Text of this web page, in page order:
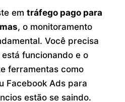
em tráfego pago para
, o monitoramento
Você precisa
funcionando e o
ferramentas como
Facebook Ads para
estão se saindo.